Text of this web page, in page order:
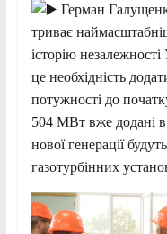
Герман
триває
історію
це необхідність
потужності до
504 МВт вже додані в
нової генерації
газотурбінних